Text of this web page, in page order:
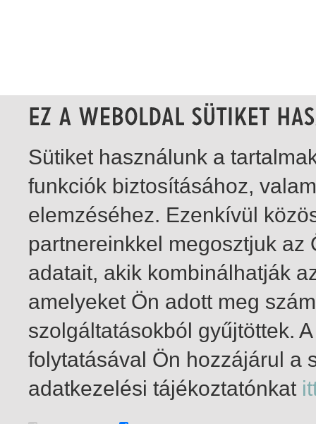
1-2 / insgesamt 2 Treffer
Sütiket használunk a
funkciók biztosításához,
elemzéséhez. Ezenkívül
partnereinkkel megosztjuk
adatait, akik kombinálhatják
amelyeket Ön adott meg
szolgáltatásokból gyűjtöttek.
folytatásával Ön hozzájárul a
adatkezelési tájékoztatónkat